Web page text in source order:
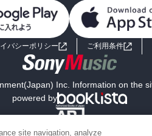
バシーポリシー ご利用条件
Inc. Information on the
powered by
site navigation, analyze